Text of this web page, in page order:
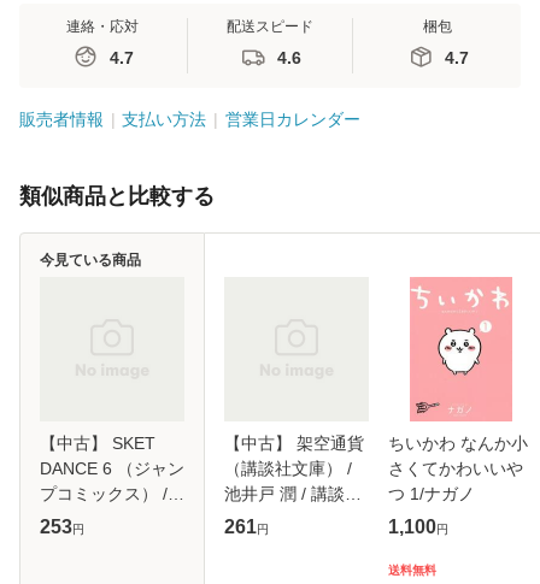
連絡・応対
4.7
配送スピード
4.6
梱包
4.7
販売者情報 支払い方法 営業日カレンダー
類似商品と比較する
【中古】 SKET
DANCE 6 （ジャン
プコミックス） /
篠原 健太 / 集英社
253円
今見ている商品
【中古】 架空通貨
（講談社文庫） /
池井戸 潤 / 講談社
[文庫]【メール便送
261円
ちいかわ なんか小
さくてかわいいや
つ 1/ナガノ
1,100円
送料無料